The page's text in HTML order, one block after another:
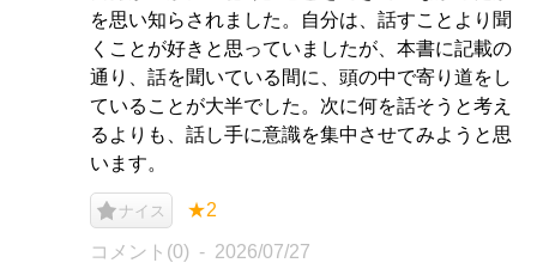
を思い知らされました。自分は、話すことより聞
くことが好きと思っていましたが、本書に記載の
通り、話を聞いている間に、頭の中で寄り道をし
ていることが大半でした。次に何を話そうと考え
るよりも、話し手に意識を集中させてみようと思
います。
ナイス ★2
コメント(0) 2026/07/27